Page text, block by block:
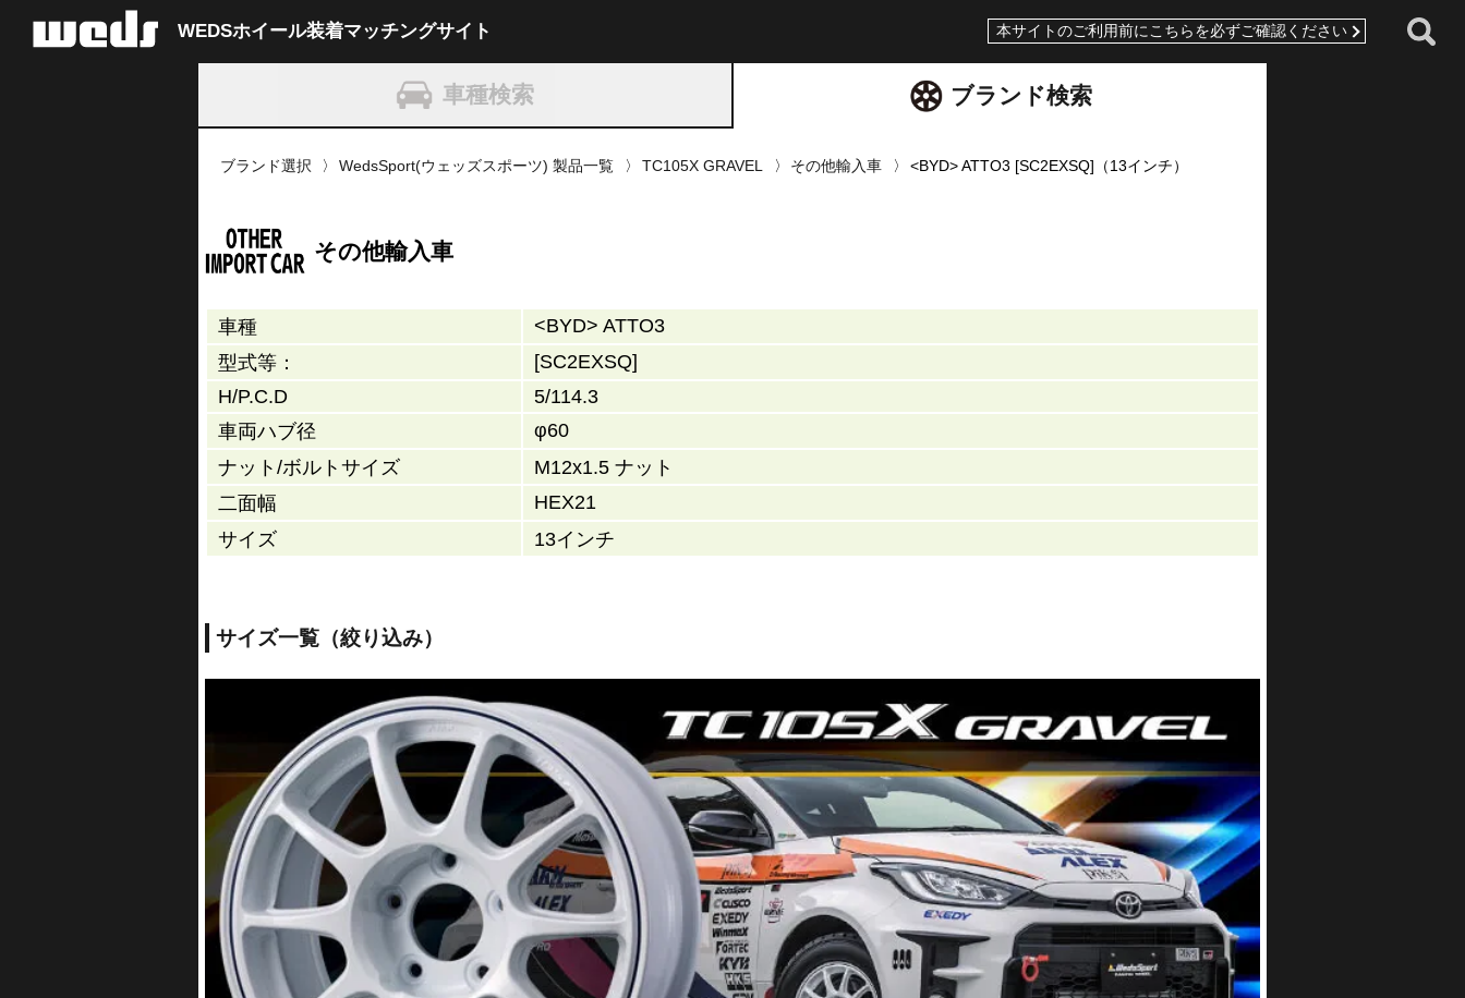
WEDSホイール装着マッチングサイト 本サイトのご利用前にこちらを必ずご確認ください
車種検索 ブランド検索
ブランド選択 WedsSport(ウェッズスポーツ) 製品一覧 TC105X GRAVEL その他輸入車 <BYD> ATTO3 [SC2EXSQ]（13インチ）
その他輸入車
車種
<BYD> ATTO3
型式等：
[SC2EXSQ]
H/P.C.D
5/114.3
車両ハブ径
φ60
ナット/ボルトサイズ
M12x1.5 ナット
二面幅
HEX21
サイズ
13インチ
サイズ一覧（絞り込み）